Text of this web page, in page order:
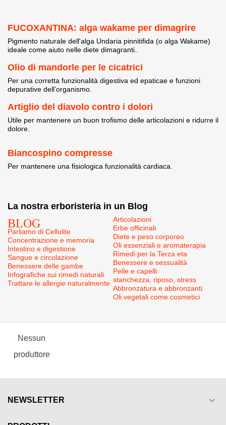
FUCOXANTINA: alga wakame per dimagrire
Pigmento naturale dell'alga Undaria pinnitifida (o alga Wakame)
ideale come aiuto nelle diete dimagranti..
Olio di mandorle per le cicatrici
Per una corretta funzionalità digestiva ed epaticae e funzioni
depurative dell’organismo.
Artiglio del diavolo contro i dolori
Utile per mantenere un buon trofismo delle articolazioni e ridurre il
dolore.
Biancospino compresse
Per mantenere una fisiologica funzionalità cardiaca.
La nostra erboristeria in un Blog
BLOG
Parliamo di Cellulite
Concentrazione e memoria
Intestino e digestione
Sangue e circolazione
Benessere delle gambe
Infografiche sui rimedi naturali
Trattare le allergie naturalmente
Articolazioni
Erbe officinali
Diete e peso corporeo
Oli essenziali e aromaterapia
Rimedi per la Terza eta
Benessere e sessualità
Pelle e capelli
stanchezza, riposo, stress
Abbronzatura e abbronzanti
Oli vegetali come cosmetici
Nessun
produttore
NEWSLETTER 